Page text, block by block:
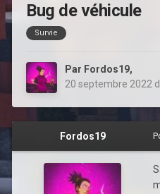
Bug de véhicule
Survie
Par Fordos19,
20 septembre 2022
Fordos19